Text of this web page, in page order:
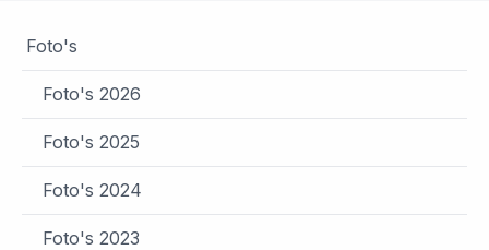
Foto's
Foto's 2026
Foto's 2025
Foto's 2024
Foto's 2023